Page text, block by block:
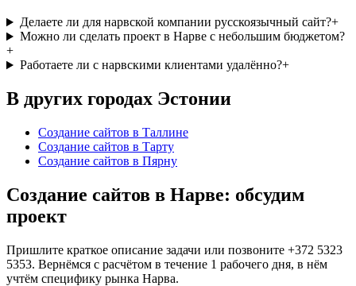
Делаете ли для нарвской компании русскоязычный сайт?+
Можно ли сделать проект в Нарве с небольшим бюджетом?
+
Работаете ли с нарвскими клиентами удалённо?+
В других городах Эстонии
Создание сайтов в Таллине
Создание сайтов в Тарту
Создание сайтов в Пярну
Создание сайтов в Нарве: обсудим
проект
Пришлите краткое описание задачи или позвоните +372 5323
5353. Вернёмся с расчётом в течение 1 рабочего дня, в нём
учтём специфику рынка Нарва.